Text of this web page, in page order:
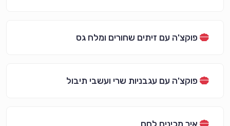
פוקצ'ה עם זיתים שחורים ומלח גס
פוקצ'ה עם עגבניות שרי ועשבי תיבול
איך מכינים לחם